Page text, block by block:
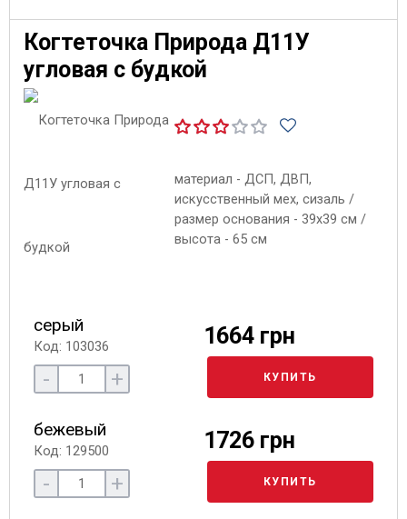
Когтеточка Природа Д11У
угловая с будкой
материал - ДСП, ДВП,
искусственный мех, сизаль /
размер основания - 39х39 см /
высота - 65 см
серый
Код: 103036 1664 грн
- + КУПИТЬ
бежевый
Код: 129500 1726 грн
- + КУПИТЬ